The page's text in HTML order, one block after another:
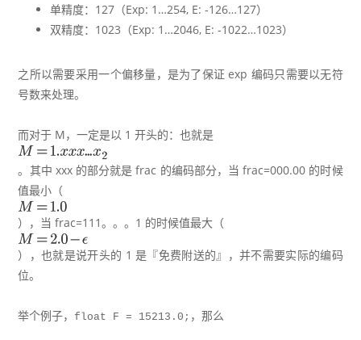
单精度：127（Exp: 1…254, E: -126…127）
双精度：1023（Exp: 1…2046, E: -1022…1023）
之所以需要采用一个偏移量，是为了保证 exp 编码只需要以无符
号数来处理。
而对于 M，一定是以 1 开头的：也就是
。其中 xxx 的部分就是 frac 的编码部分，当 frac=000.00 的时候
值最小（
），当 frac=111。。。1 的时候值最大（
），也就是说开头的 1 是『免费附送的』，并不需要实际的编码
位。
举个例子， float F = 15213.0; ，那么